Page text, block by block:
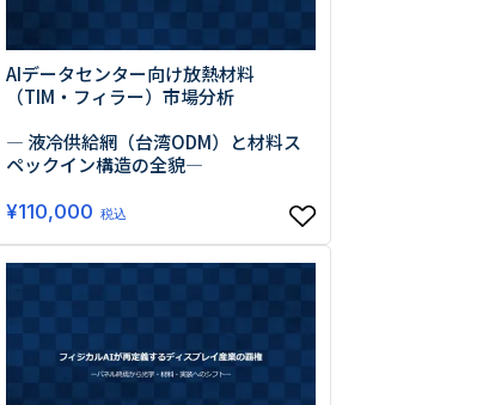
（代表）
AIデータセンター向け放熱材料
（TIM・フィラー）市場分析
― 液冷供給網（台湾ODM）と材料ス
ペックイン構造の全貌―
¥110,000 税込